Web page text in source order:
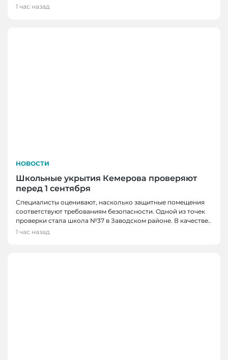
1 час назад
НОВОСТИ
Школьные укрытия Кемерова проверяют
перед 1 сентября
Специалисты оценивают, насколько защитные помещения
соответствуют требованиям безопасности. Одной из точек
проверки стала школа №37 в Заводском районе. В качестве..
1 час назад